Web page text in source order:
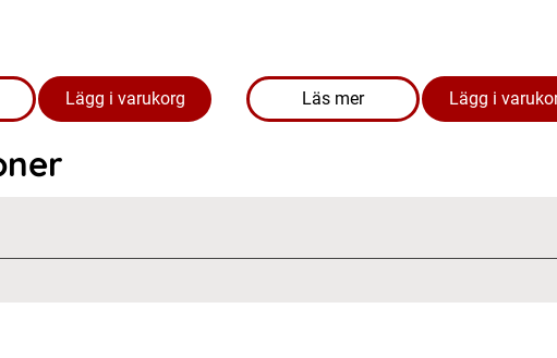
Hundgodis - Rollies 500 gram
Lägg i varukorg Läs mer
om produkten Kattmat -
Lägg i